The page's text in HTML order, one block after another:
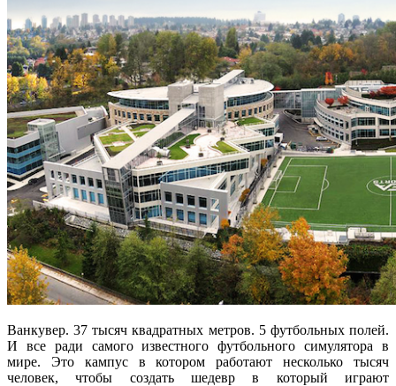
Ванкувер. 37 тысяч квадратных метров. 5 футбольных полей.
И все ради самого известного футбольного симулятора в
мире. Это кампус в котором работают несколько тысяч
человек, чтобы создать шедевр в который играют